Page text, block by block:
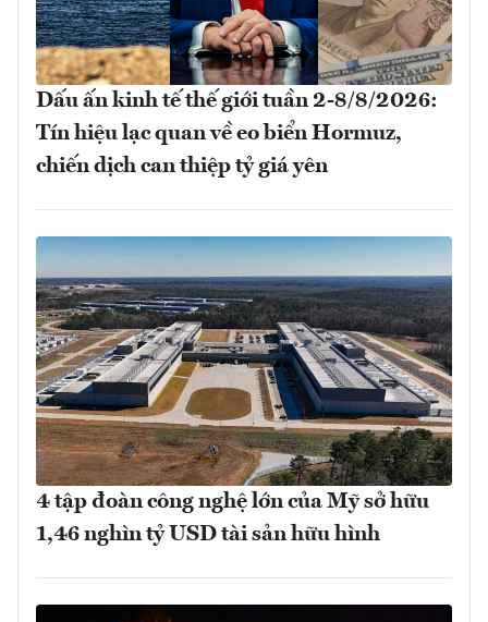
Dấu ấn kinh tế thế giới tuần 2-8/8/2026:
Tín hiệu lạc quan về eo biển Hormuz,
chiến dịch can thiệp tỷ giá yên
4 tập đoàn công nghệ lớn của Mỹ sở hữu
1,46 nghìn tỷ USD tài sản hữu hình